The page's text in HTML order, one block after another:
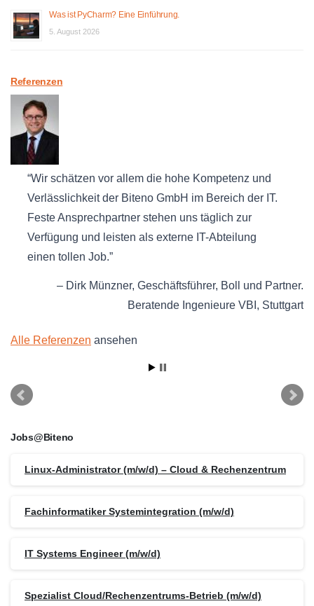
Was ist PyCharm? Eine Einführung.
5. August 2026
Referenzen
Wir schätzen vor allem die hohe Kompetenz und
Verlässlichkeit der Biteno GmbH im Bereich der IT.
Feste Ansprechpartner stehen uns täglich zur
Verfügung und leisten als externe IT-Abteilung
einen tollen Job.
Dirk Münzner Geschäftsführer Boll und Partner.
Beratende Ingenieure VBI
Stuttgart
Alle Referenzen ansehen
Jobs@Biteno
Linux-Administrator (m/w/d) – Cloud & Rechenzentrum
Fachinformatiker Systemintegration (m/w/d)
IT Systems Engineer (m/w/d)
Spezialist Cloud/Rechenzentrums-Betrieb (m/w/d)